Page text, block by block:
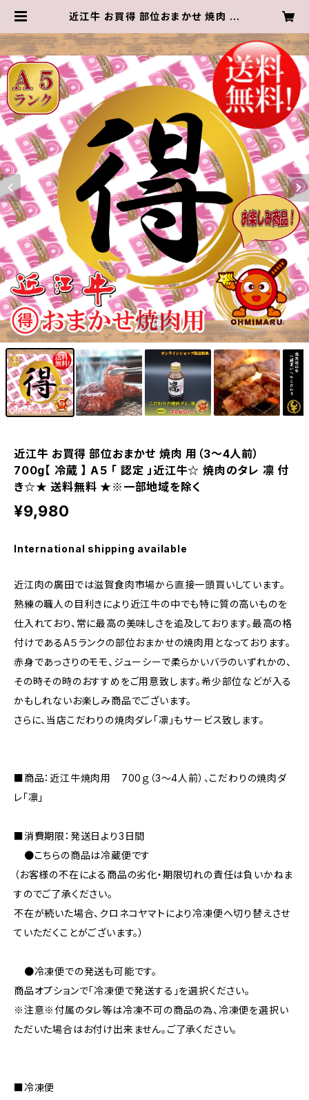
近江牛 お買得 部位おまかせ 焼肉 用
定 」近江牛☆ 焼肉のタレ 凛 付き☆★
送料無料 ★※一部地域を除く | 近江
肉の廣田オンラインショップ
1/8
近江牛 お買得 部位おまかせ 焼肉 用（3～4人前）
700g【 冷蔵 】 A５ 「 認定 」近江牛☆ 焼肉のタレ 凛 付
き☆★ 送料無料 ★※一部地域を除く
¥9,980
International shipping available
近江肉の廣田では滋賀食肉市場から直接一頭買いしています。
熟練の職人の目利きにより近江牛の中でも特に質の高いものを
仕入れており、常に最高の美味しさを追及しております。最高の格
付けであるA５ランクの部位おまかせの焼肉用となっております。
赤身であっさりのモモ、ジューシーで柔らかいバラのいずれかの、
その時その時のおすすめをご用意致します。希少部位などが入る
かもしれないお楽しみ商品でございます。
さらに、当店こだわりの焼肉ダレ「凛」もサービス致します。
■商品：近江牛焼肉用 700ｇ（3～4人前）、こだわりの焼肉ダ
レ「凛」
■消費期限：発送日より3日間
●こちらの商品は冷蔵便です
（お客様の不在による商品の劣化・期限切れの責任は負いかねま
すのでご了承ください。
不在が続いた場合、クロネコヤマトにより冷凍便へ切り替えさせ
ていただくことがございます。）
●冷凍便での発送も可能です。
商品オプションで「冷凍便で発送する」を選択ください。
※注意※付属のタレ等は冷凍不可の商品の為、冷凍便を選択い
ただいた場合はお付け出来ません。ご了承ください。
■冷凍便